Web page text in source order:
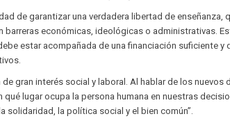
de garantizar una verdadera libertad de enseñanza,
económicas, ideológicas o administrativas.
estar acompañada de una financiación suficiente y
gran interés social y laboral. Al hablar de los nuevos
lugar ocupa la persona humana en nuestras
solidaridad, la política social y el bien común”.